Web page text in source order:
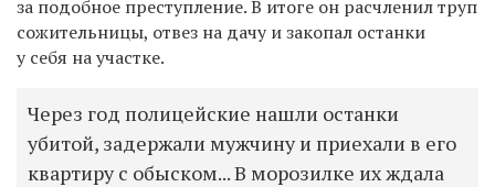
за подобное преступление. В итоге он расчленил труп
сожительницы, отвез на дачу и закопал останки
у себя на участке.
Через год полицейские нашли останки
убитой, задержали мужчину и приехали в его
квартиру с обыском... В морозилке их ждала